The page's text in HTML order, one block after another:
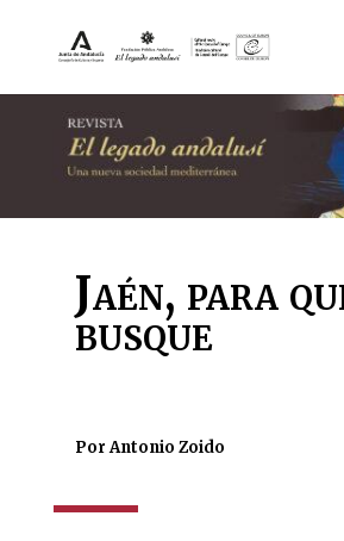
Jaén, para
busque
Por Antonio Zoido